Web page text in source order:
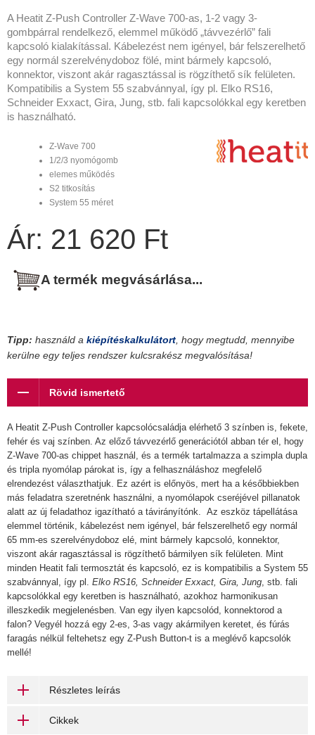
A Heatit Z-Push Controller Z-Wave 700-as, 1-2 vagy 3-
gombpárral rendelkező, elemmel működő „távvezérlő” fali
kapcsoló kialakítással. Kábelezést nem igényel, bár felszerelhető
egy normál szerelvénydoboz fölé, mint bármely kapcsoló,
konnektor, viszont akár ragasztással is rögzíthető sík felületen.
Kompatibilis a System 55 szabvánnyal, így pl. Elko RS16,
Schneider Exxact, Gira, Jung, stb. fali kapcsolókkal egy keretben
is használható.
Z-Wave 700
1/2/3 nyomógomb
elemes működés
S2 titkosítás
System 55 méret
Ár: 21 620 Ft
A termék megvásárlása...
Tipp: használd a kiépítéskalkulátort , hogy megtudd, mennyibe
kerülne egy teljes rendszer kulcsrakész megvalósítása!
Rövid ismertető
A Heatit Z-Push Controller kapcsolócsaládja elérhető 3 színben is, fekete,
fehér és vaj színben. Az előző távvezérlő generációtól abban tér el, hogy
Z-Wave 700-as chippet használ, és a termék tartalmazza a szimpla dupla
és tripla nyomólap párokat is, így a felhasználáshoz megfelelő
elrendezést választhatjuk. Ez azért is előnyös, mert ha a későbbiekben
más feladatra szeretnénk használni, a nyomólapok cseréjével pillanatok
alatt az új feladathoz igazítható a távirányítónk. Az eszköz tápellátása
elemmel történik, kábelezést nem igényel, bár felszerelhető egy normál
65 mm-es szerelvénydoboz elé, mint bármely kapcsoló, konnektor,
viszont akár ragasztással is rögzíthető bármilyen sík felületen. Mint
minden Heatit fali termosztát és kapcsoló, ez is kompatibilis a System 55
szabvánnyal, így pl. Elko RS16, Schneider Exxact, Gira, Jung, stb. fali
kapcsolókkal egy keretben is használható, azokhoz harmonikusan
illeszkedik megjelenésben. Van egy ilyen kapcsolód, konnektorod a
falon? Vegyél hozzá egy 2-es, 3-as vagy akármilyen keretet, és fúrás
faragás nélkül feltehetsz egy Z-Push Button-t is a meglévő kapcsolók
mellé!
Részletes leírás
Cikkek